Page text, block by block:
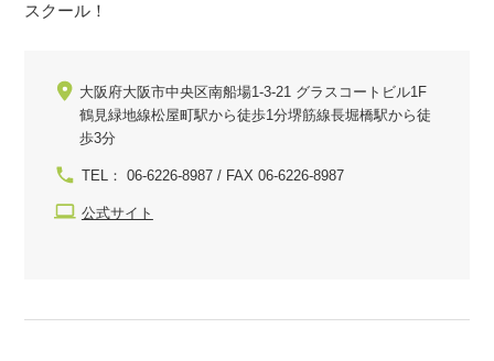
スクール！
大阪府大阪市中央区南船場1-3-21 グラスコートビル1F
鶴見緑地線松屋町駅から徒歩1分堺筋線長堀橋駅から徒
歩3分
TEL： 06-6226-8987 / FAX 06-6226-8987
公式サイト